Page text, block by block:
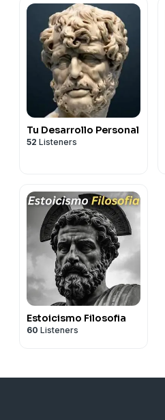
Tu Desarrollo Personal
52 Listeners
Estoicismo Filosofia
60 Listeners